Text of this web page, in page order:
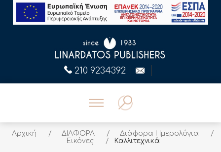
210 9234392
Αρχική / ΔΙΑΦΟΡΑ / Διάφορα Ημερολόγια
/
Εικόνες
/ Καλλιτεχνικά